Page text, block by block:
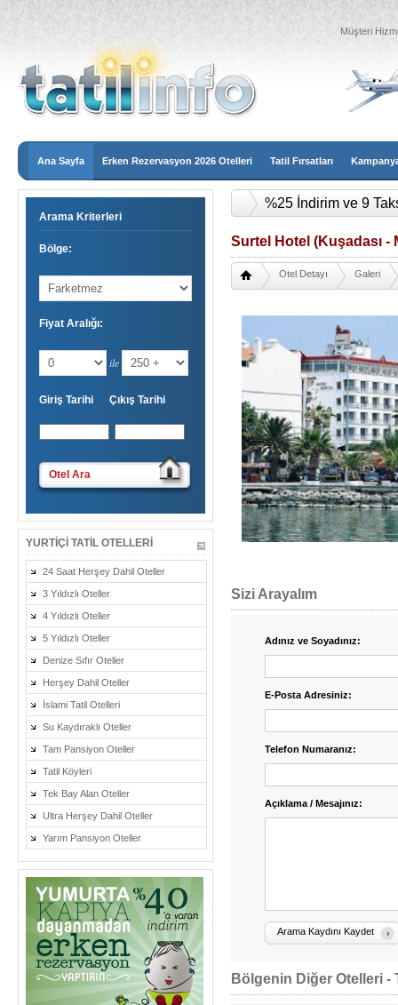
Müşteri
Ana Sayfa Erken Rezervasyon 2026 Otelleri Tatil Fırsatları
Arama Kriterleri
Bölge:
Fiyat Aralığı:
ile
Giriş Tarihi Çıkış Tarihi
Otel Ara
YURTIÇI TATIL OTELLERI
24 Saat Herşey Dahil Oteller
3 Yıldızlı Oteller
4 Yıldızlı Oteller
5 Yıldızlı Oteller
Denize Sıfır Oteller
Herşey Dahil Oteller
İslami Tatil Otelleri
Su Kaydıraklı Oteller
Tam Pansiyon Oteller
Tatil Köyleri
Tek Bay Alan Oteller
Ultra Herşey Dahil Oteller
Yarım Pansiyon Oteller
%25 İndirim ve 9
Surtel Hotel (Kuşadası -
Otel Detayı Galeri
Sizi Arayalım
Adınız ve Soyadınız:
E-Posta Adresiniz:
Telefon Numaranız:
Açıklama / Mesajınız:
Arama Kaydını Kaydet
Bölgenin Diğer Otelleri -